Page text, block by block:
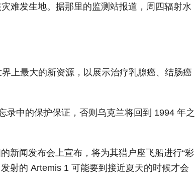
难发生地。据那里的监测站报道，周四辐射水
上最大的新资源，以展示治疗乳腺癌、结肠癌
录中的保护保证，否则乌克兰将回到 1994 年之
新闻发布会上宣布，将为其猎户座飞船进行“彩
射的 Artemis 1 可能要到接近夏天的时候才会